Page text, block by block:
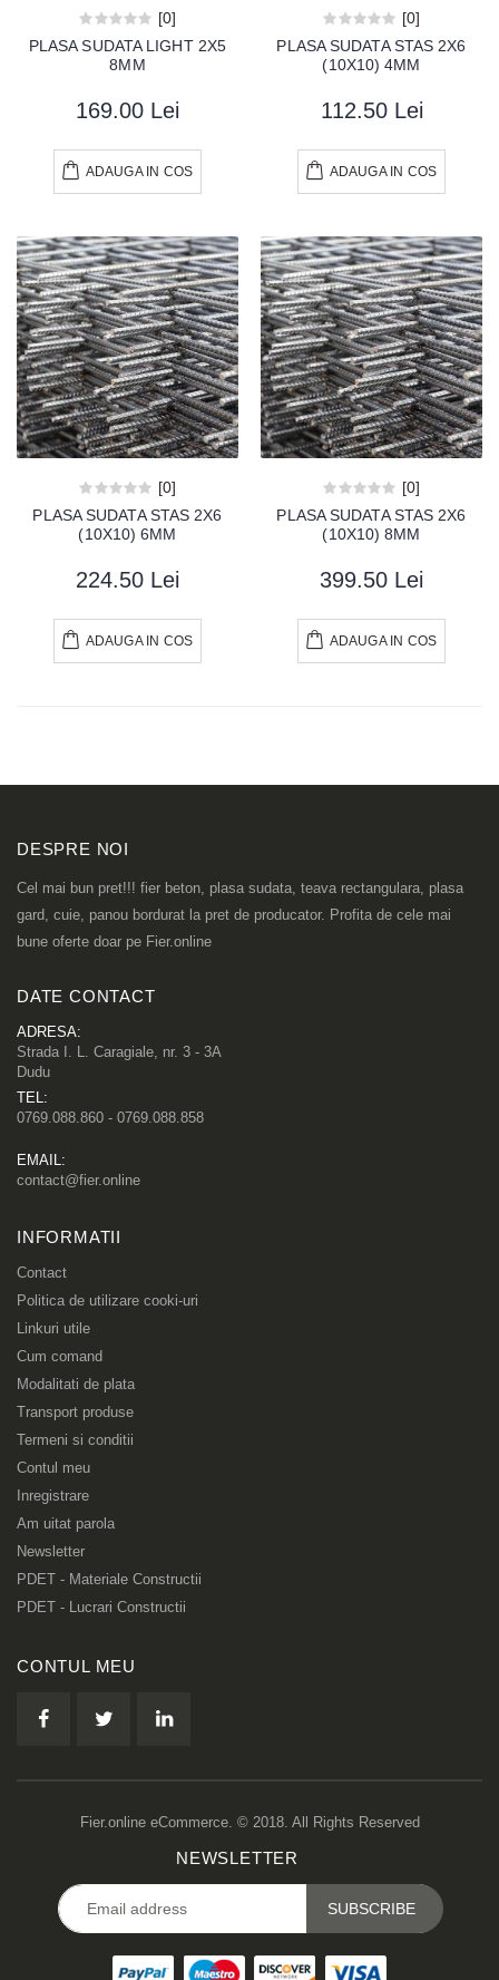
[0]
PLASA SUDATA LIGHT 2X5
8MM
169.00 Lei
ADAUGA IN COS
[0]
PLASA SUDATA STAS 2X6
(10X10) 4MM
112.50 Lei
ADAUGA IN COS
[0]
PLASA SUDATA STAS 2X6
(10X10) 6MM
224.50 Lei
ADAUGA IN COS
[0]
PLASA SUDATA STAS 2X6
(10X10) 8MM
399.50 Lei
ADAUGA IN COS
DESPRE NOI
Cel mai bun pret!!! fier beton, plasa sudata, teava rectangulara, plasa
gard, cuie, panou bordurat la pret de producator. Profita de cele mai
bune oferte doar pe Fier.online
DATE CONTACT
ADRESA:
Strada I. L. Caragiale, nr. 3 - 3A
Dudu
TEL:
0769.088.860 - 0769.088.858
EMAIL:
contact@fier.online
INFORMATII
Contact
Politica de utilizare cooki-uri
Linkuri utile
Cum comand
Modalitati de plata
Transport produse
Termeni si conditii
Contul meu
Inregistrare
Am uitat parola
Newsletter
PDET - Materiale Constructii
PDET - Lucrari Constructii
CONTUL MEU
Fier.online eCommerce. © 2018. All Rights Reserved
NEWSLETTER